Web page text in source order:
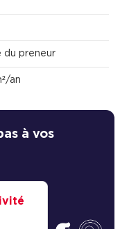
du preneur
an
à vos